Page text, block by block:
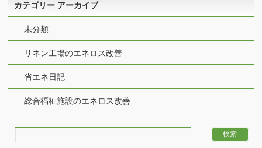
カテゴリー アーカイブ
未分類
リネン工場のエネロス改善
省エネ日記
総合福祉施設のエネロス改善